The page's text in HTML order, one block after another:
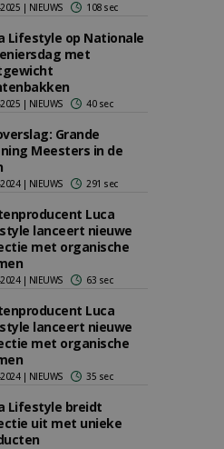
| NIEUWS 108 sec
Lifestyle op Nationale
met
| NIEUWS 40 sec
Grande
Meesters in de
| NIEUWS 291 sec
Luca
lanceert nieuwe
met organische
| NIEUWS 63 sec
Luca
lanceert nieuwe
met organische
| NIEUWS 35 sec
Lifestyle breidt
uit met unieke